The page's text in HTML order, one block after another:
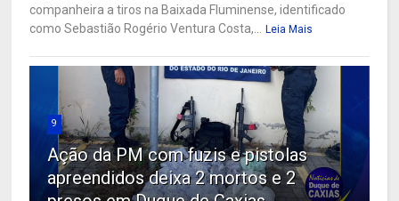
companheira a tiros na Baixada Fluminense, identificado
como Sebastião Rogério Ventura Costa,... Leia Mais
9
Ação da PM com fuzis e pistolas
apreendidos deixa 2 mortos e 2